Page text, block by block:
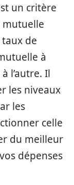
un critère
mutuelle
de
à
l’autre. Il
les niveaux
les
celle
du meilleur
dépenses